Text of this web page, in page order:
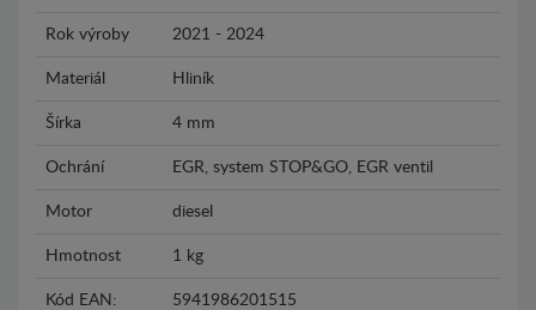
Rok výroby 2021 - 2024
Materiál Hliník
Šírka 4 mm
Ochrání EGR, system STOP&GO, EGR ventil
Motor diesel
Hmotnost 1 kg
Kód EAN: 5941986201515